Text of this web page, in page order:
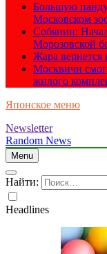
Большую
Московском
Собянин:
Морозовской
Жара
Москвичи
жилого
Японское меню
Newsletter
Random News
Menu
Найти:
Headlines